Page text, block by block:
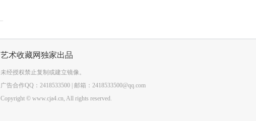
艺术收藏网独家出品
未经授权禁止复制或建立镜像。
广告合作QQ：2418533500 | 邮箱：2418533500@qq.com
Copyright © www.cja4.cn, All rights reserved.